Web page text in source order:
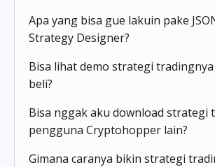
Apa yang bisa gue lakuin pake
Strategy Designer?
Bisa lihat demo strategi
beli?
Bisa nggak aku download strategi
pengguna Cryptohopper lain?
Gimana caranya bikin strategi